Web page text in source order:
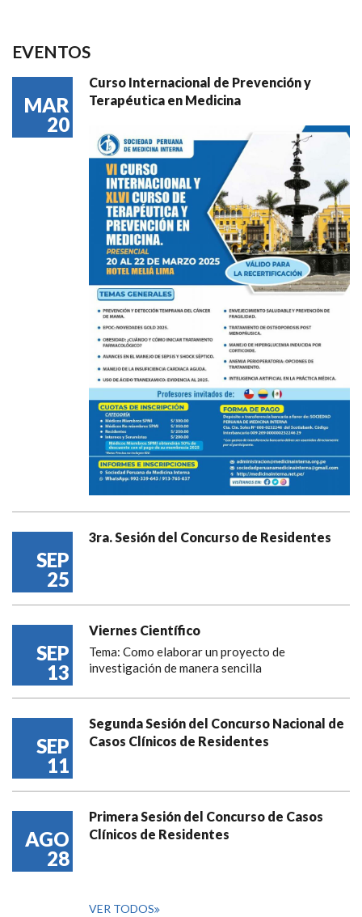
EVENTOS
MAR
20
Curso Internacional de Prevención y
Terapéutica en Medicina
SEP
25
3ra. Sesión del Concurso de Residentes
SEP
13
Viernes Científico
Tema: Como elaborar un proyecto de
investigación de manera sencilla
SEP
11
Segunda Sesión del Concurso Nacional de
Casos Clínicos de Residentes
AGO
28
Primera Sesión del Concurso de Casos
Clínicos de Residentes
VER TODOS